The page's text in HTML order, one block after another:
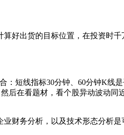
好出货的目标位置，在投资时千
短线指标30分钟、60分钟K线是
后在看题材，看个股异动波动同
务分析，以及技术形态分析是